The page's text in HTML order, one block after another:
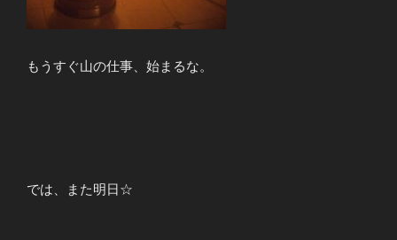
もうすぐ山の仕事、始まるな。
では、また明日☆